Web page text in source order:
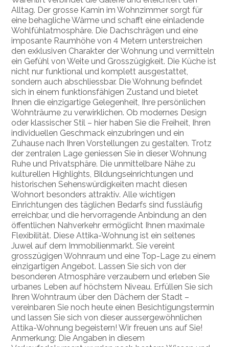
Alltag. Der grosse Kamin im Wohnzimmer sorgt für
eine behagliche Wärme und schafft eine einladende
Wohlfühlatmosphäre. Die Dachschrägen und eine
imposante Raumhöhe von 4 Metern unterstreichen
den exklusiven Charakter der Wohnung und vermitteln
ein Gefühl von Weite und Grosszügigkeit. Die Küche ist
nicht nur funktional und komplett ausgestattet,
sondern auch abschliessbar. Die Wohnung befindet
sich in einem funktionsfähigen Zustand und bietet
Ihnen die einzigartige Gelegenheit, Ihre persönlichen
Wohnträume zu verwirklichen. Ob modernes Design
oder klassischer Stil – hier haben Sie die Freiheit, Ihren
individuellen Geschmack einzubringen und ein
Zuhause nach Ihren Vorstellungen zu gestalten. Trotz
der zentralen Lage geniessen Sie in dieser Wohnung
Ruhe und Privatsphäre. Die unmittelbare Nähe zu
kulturellen Highlights, Bildungseinrichtungen und
historischen Sehenswürdigkeiten macht diesen
Wohnort besonders attraktiv. Alle wichtigen
Einrichtungen des täglichen Bedarfs sind fussläufig
erreichbar, und die hervorragende Anbindung an den
öffentlichen Nahverkehr ermöglicht Ihnen maximale
Flexibilität. Diese Attika-Wohnung ist ein seltenes
Juwel auf dem Immobilienmarkt. Sie vereint
grosszügigen Wohnraum und eine Top-Lage zu einem
einzigartigen Angebot. Lassen Sie sich von der
besonderen Atmosphäre verzaubern und erleben Sie
urbanes Leben auf höchstem Niveau. Erfüllen Sie sich
Ihren Wohntraum über den Dächern der Stadt –
vereinbaren Sie noch heute einen Besichtigungstermin
und lassen Sie sich von dieser aussergewöhnlichen
Attika-Wohnung begeistern! Wir freuen uns auf Sie!
Anmerkung: Die Angaben in diesem